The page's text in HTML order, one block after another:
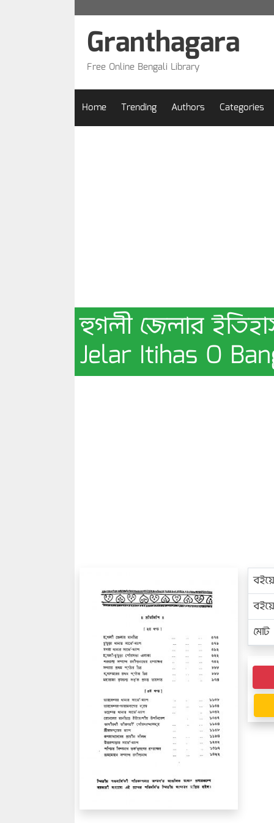
Granthagara
Free Online Bengali Library
Home Trending Authors Categories
হুগলী জেলার
Jelar Itihas O
মোট